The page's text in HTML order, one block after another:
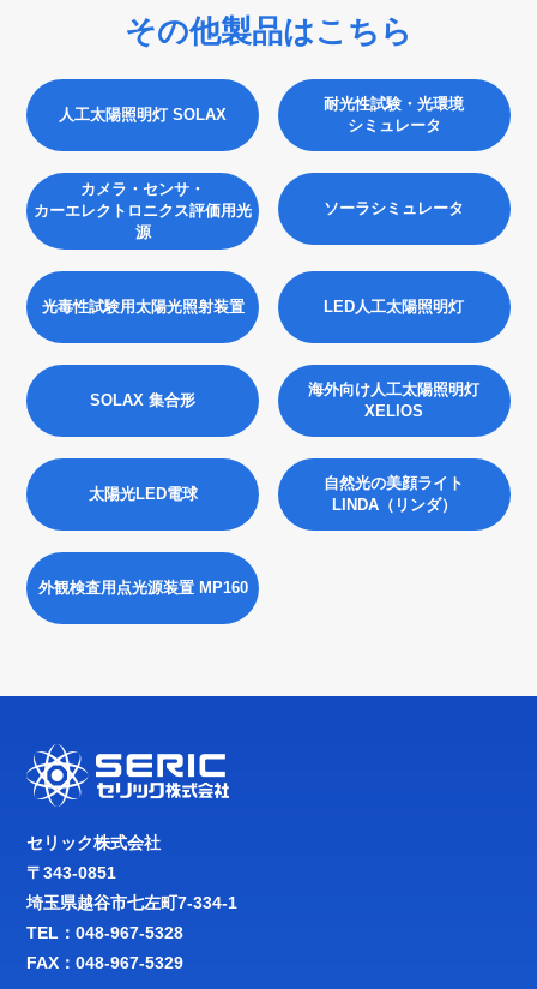
その他製品はこちら
人工太陽照明灯 SOLAX
耐光性試験・光環境
シミュレータ
カメラ・センサ・
カーエレクトロニクス評価用光
源
ソーラシミュレータ
光毒性試験用太陽光照射装置 LED人工太陽照明灯
SOLAX 集合形
海外向け人工太陽照明灯
XELIOS
太陽光LED電球
自然光の美顔ライト
LINDA（リンダ）
外観検査用点光源装置 MP160
セリック株式会社
〒343-0851
埼玉県越谷市七左町7-334-1
TEL：048-967-5328
FAX：048-967-5329